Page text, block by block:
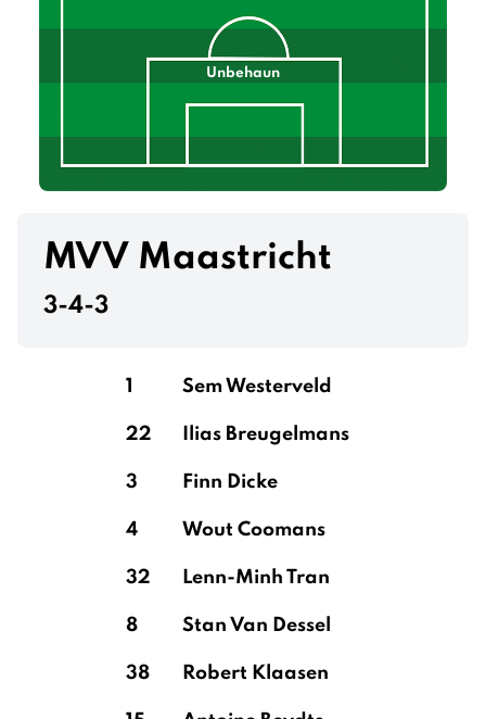
Unbehaun
MVV Maastricht
3-4-3
1 Sem Westerveld
22 Ilias Breugelmans
3 Finn Dicke
4 Wout Coomans
32 Lenn-Minh Tran
8 Stan Van Dessel
38 Robert Klaasen